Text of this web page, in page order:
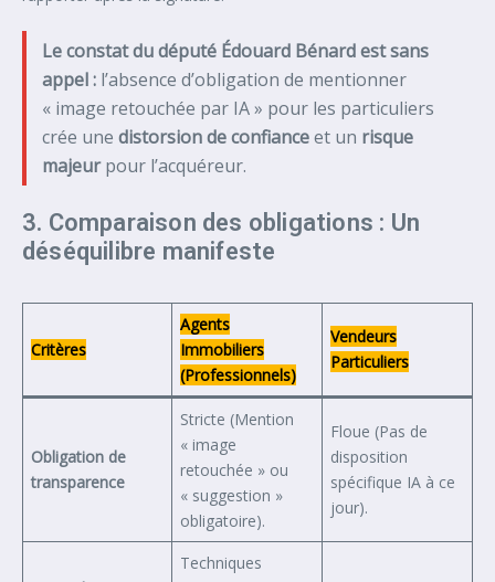
Le constat du député Édouard Bénard est sans
appel :l’absence d’obligation de mentionner
« image retouchée par IA » pour les particuliers
crée une distorsion de confianceet un risque
majeurpour l’acquéreur.
3. Comparaison des obligations : Un
déséquilibre manifeste
Critères
Agents
Immobiliers
(Professionnels)
Vendeurs
Particuliers
Obligation de
transparence
Stricte (Mention
« image
retouchée » ou
« suggestion »
obligatoire).
Floue (Pas de
disposition
spécifique IA à ce
jour).
Techniques